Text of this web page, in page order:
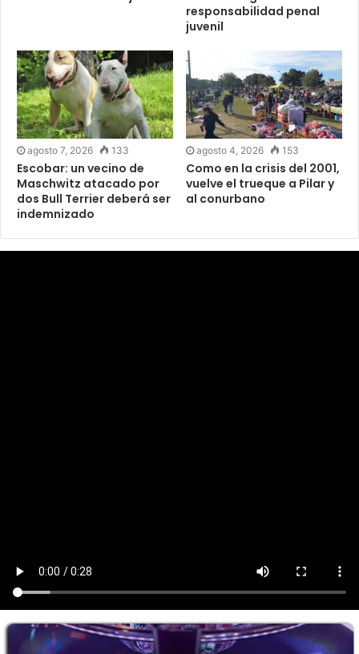
responsabilidad penal
juvenil
agosto 7, 2026 133
Escobar: un vecino de
Maschwitz atacado por
dos Bull Terrier deberá ser
indemnizado
agosto 4, 2026 153
Como en la crisis del 2001,
vuelve el trueque a Pilar y
al conurbano